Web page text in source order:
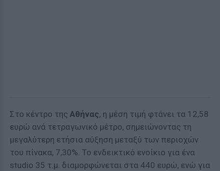
Στο κέντρο της Αθήνας, η μέση τιμή φτάνει τα 12,58
ευρώ ανά τετραγωνικό μέτρο, σημειώνοντας τη
μεγαλύτερη ετήσια αύξηση μεταξύ των περιοχών
του πίνακα, 7,30%. Το ενδεικτικό ενοίκιο για ένα
studio 35 τ.μ. διαμορφώνεται στα 440 ευρώ, ενώ για